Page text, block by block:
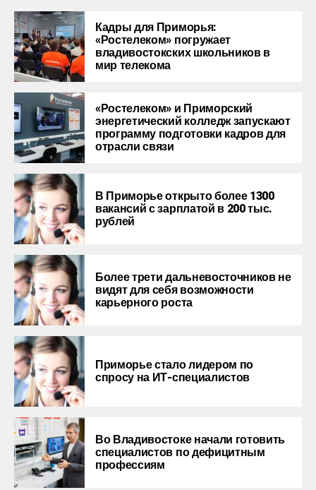
Кадры для Приморья:
«Ростелеком» погружает
владивостокских школьников в
мир телекома
«Ростелеком» и Приморский
энергетический колледж запускают
программу подготовки кадров для
отрасли связи
В Приморье открыто более 1300
вакансий с зарплатой в 200 тыс.
рублей
Более трети дальневосточников не
видят для себя возможности
карьерного роста
Приморье стало лидером по
спросу на ИТ-специалистов
Во Владивостоке начали готовить
специалистов по дефицитным
профессиям